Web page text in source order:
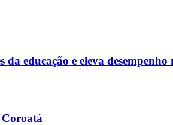
educação e eleva desempenho